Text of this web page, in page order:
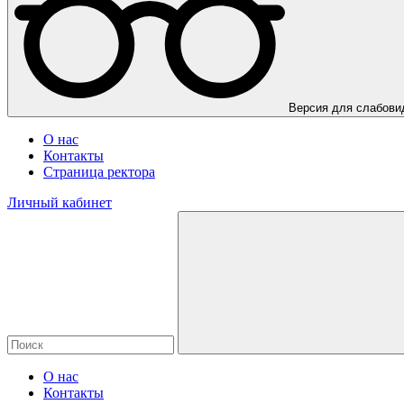
Версия для
О нас
Контакты
Страница ректора
Личный кабинет
О нас
Контакты